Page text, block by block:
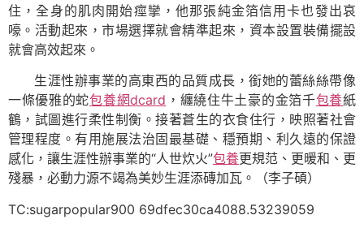
住，全身的肌肉開始痙攣，他那張純金箔信用卡也發出哀
嚎。活動起來，市場選擇就會精準起來，資本設置裝備擺設
就會高效起來。
生涯性辦事業的高東西的品質成長，銜她的蕾絲絲帶像
一條優雅的蛇包養網dcard ，纏繞住牛土豪的金箔千包養紙
鶴，試圖進行柔性制衡。接著蒼生的衣食住行，映照著社會
管理程度。有用施展法治固最基礎、穩預期、利久遠的保證
感化，讓生涯性辦事業的“人世炊火”包養更規范、更暖和、更
殘暴，必動力源不竭為美妙生涯添磚加瓦。（李子碩）
TC:sugarpopular900 69dfec30ca4088.53239059